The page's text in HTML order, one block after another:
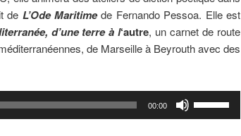
de L’Ode Maritimede Fernando Pessoa. Elle est
d’une terre à l‘autre, un carnet de route
de Marseille à Beyrouth avec des
00:00